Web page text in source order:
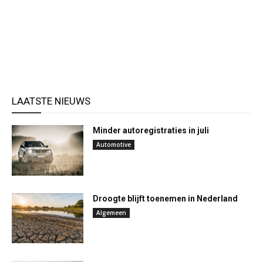
LAATSTE NIEUWS
Minder autoregistraties in juli
Automotive
Droogte blijft toenemen in Nederland
Algemeen